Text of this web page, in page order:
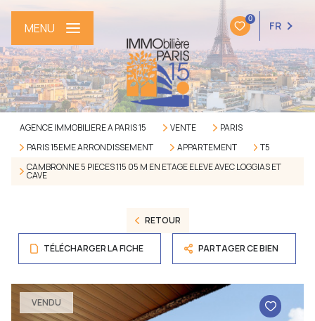
0
FR
MENU
AGENCE IMMOBILIERE A PARIS 15 VENTE
PARIS
PARIS 15EME ARRONDISSEMENT
APPARTEMENT
T5
CAMBRONNE 5 PIECES 115 05 M EN ETAGE ELEVE AVEC LOGGIAS ET
CAVE
RETOUR
TÉLÉCHARGER LA FICHE PARTAGER CE BIEN
VENDU